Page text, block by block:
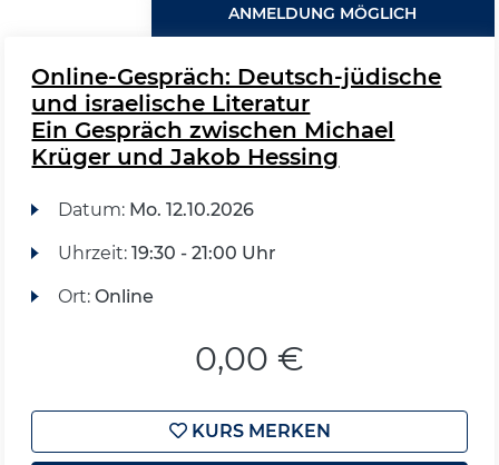
ANMELDUNG MÖGLICH
Online-Gespräch: Deutsch-jüdische
und israelische Literatur
Ein Gespräch zwischen Michael
Krüger und Jakob Hessing
Datum: Mo. 12.10.2026
Uhrzeit: 19:30 - 21:00 Uhr
Ort: Online
0,00 €
KURS MERKEN